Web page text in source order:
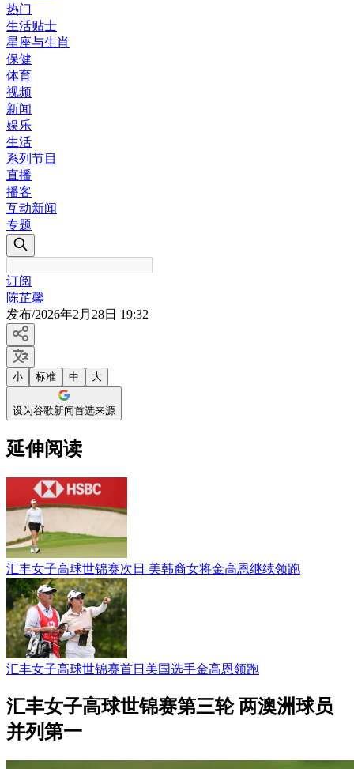
热门
生活贴士
星座与生肖
保健
体育
视频
新闻
娱乐
生活
系列节目
直播
播客
互动新闻
专题
订阅
陈芷馨
发布/2026年2月28日 19:32
小 标准 中 大
设为谷歌新闻首选来源
延伸阅读
汇丰女子高球世锦赛次日 美韩裔女将金高恩继续领跑
汇丰女子高球世锦赛首日美国选手金高恩领跑
汇丰女子高球世锦赛第三轮 两澳洲球员
并列第一